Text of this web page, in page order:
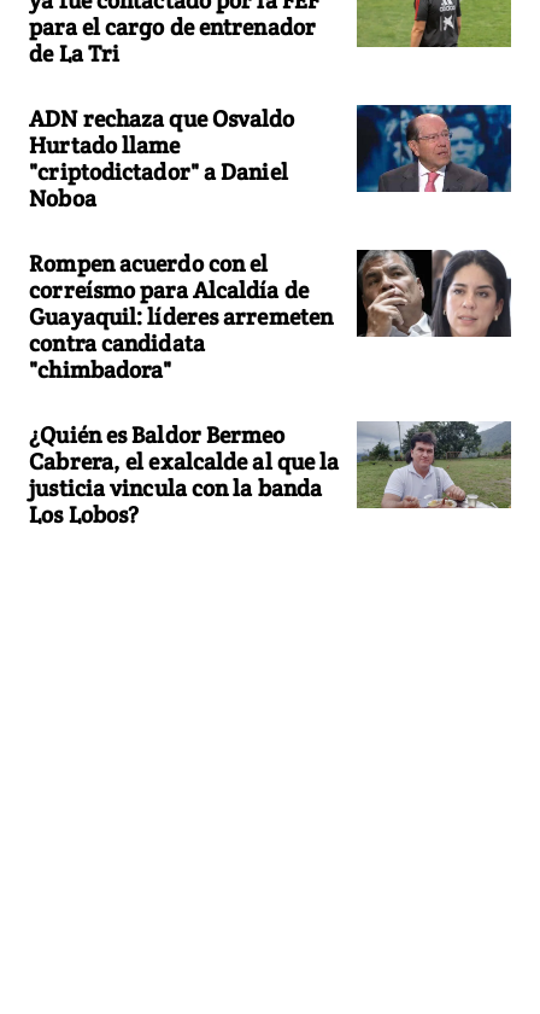
para el cargo de entrenador
de La Tri
ADN rechaza que Osvaldo
Hurtado llame
"criptodictador" a Daniel
Noboa
Rompen acuerdo con el
correísmo para Alcaldía de
Guayaquil: líderes arremeten
contra candidata
"chimbadora"
¿Quién es Baldor Bermeo
Cabrera, el exalcalde al que la
justicia vincula con la banda
Los Lobos?